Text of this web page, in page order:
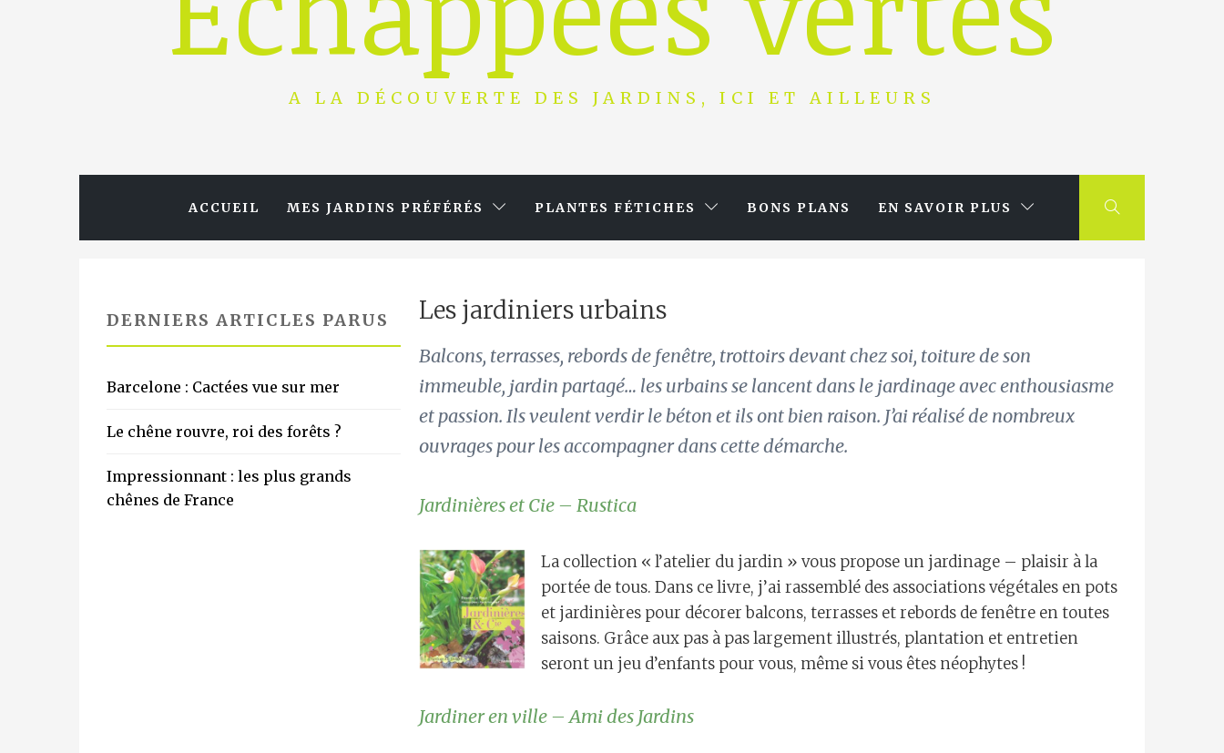
A LA DÉCOUVERTE DES JARDINS, ICI ET AILLEURS
ACCUEIL MES JARDINS PRÉFÉRÉS PLANTES FÉTICHES BONS PLANS EN SAVOIR PLUS
Les jardiniers urbains
Balcons, terrasses, rebords de fenêtre, trottoirs devant chez soi, toiture de son
immeuble, jardin partagé… les urbains se lancent dans le jardinage avec enthousiasme
et passion. Ils veulent verdir le béton et ils ont bien raison. J’ai réalisé de nombreux
ouvrages pour les accompagner dans cette démarche.
Jardinières et Cie – Rustica
La collection « l’atelier du jardin » vous propose un jardinage – plaisir à la
portée de tous. Dans ce livre, j’ai rassemblé des associations végétales en pots
et jardinières pour décorer balcons, terrasses et rebords de fenêtre en toutes
saisons. Grâce aux pas à pas largement illustrés, plantation et entretien
seront un jeu d’enfants pour vous, même si vous êtes néophytes !
Jardiner en ville – Ami des Jardins
DERNIERS ARTICLES PARUS
Barcelone : Cactées vue sur mer
Le chêne rouvre, roi des forêts ?
Impressionnant : les plus grands
chênes de France